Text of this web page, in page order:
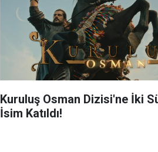
Kuruluş Osman Dizisi'ne İki
İsim Katıldı!